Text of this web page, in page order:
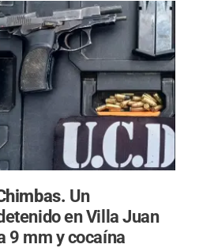
Un
en Villa Juan
9 mm y cocaína